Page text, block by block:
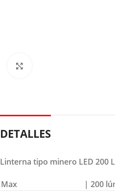
DETALLES
Linterna tipo minero LED 200
Max
| 200